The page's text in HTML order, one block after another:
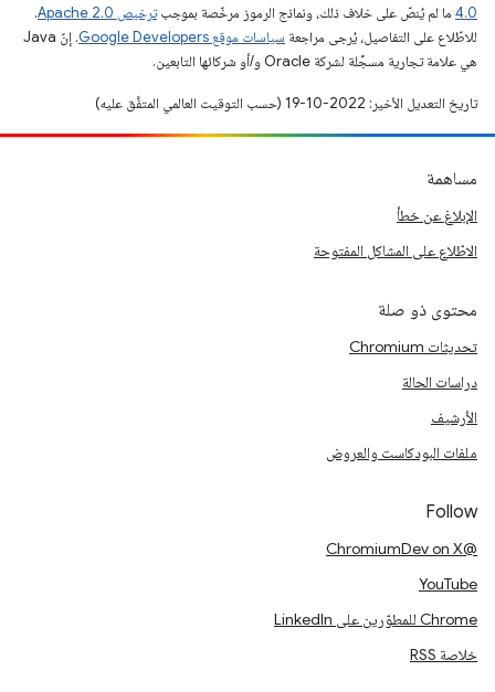
4.0‏ ما لم يُنصّ على خلاف ذلك، ونماذج الرموز مرخّصة بموجبترخيص Apache 2.0‏
.
للاطّلاع على التفاصيل، يُرجى مراجعة سياسات موقع Google Developers‏
. إنّ Java
هي علامة تجارية مسجَّلة لشركة Oracle و/أو شركائها التابعين.
تاريخ التعديل الأخير: 2022-10-19 (حسب التوقيت العالمي المتفَّق عليه)
مساهمة
الإبلاغ عن خطأ
الاطّلاع على المشاكل المفتوحة
محتوى ذو صلة
تحديثات Chromium
دراسات الحالة
الأرشيف
ملفات البودكاست والعروض
Follow
@ChromiumDev on X
YouTube
Chrome للمطوّرين على LinkedIn
خلاصة RSS